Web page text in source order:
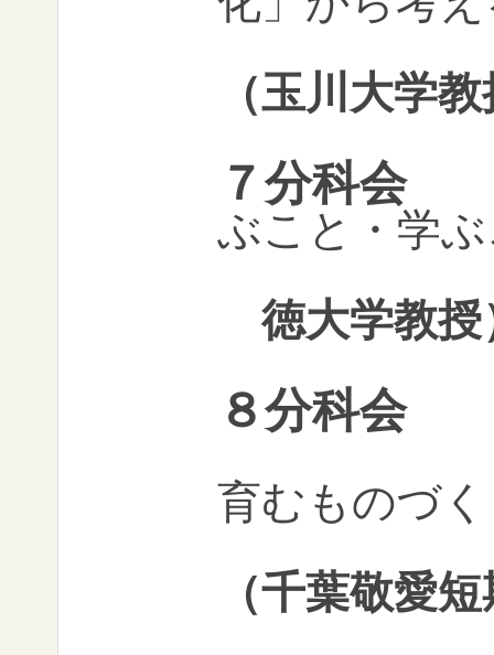
（玉川大学
７分科会
ぶこと・学
徳大学教授
８分科会
育むものづ
（千葉敬愛